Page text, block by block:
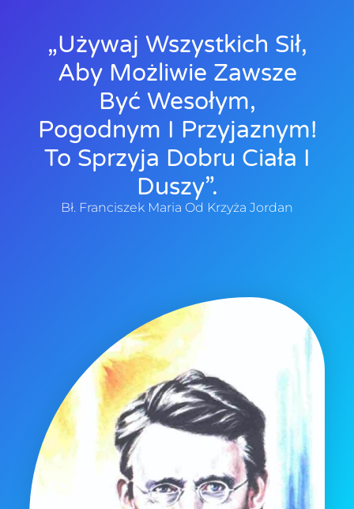
„Używaj Wszystkich Sił,
Aby Możliwie Zawsze
Być Wesołym,
Pogodnym I Przyjaznym!
To Sprzyja Dobru Ciała I
Duszy”.
Bł. Franciszek Maria Od Krzyża Jordan